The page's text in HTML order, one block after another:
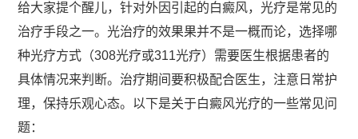
给大家提个醒儿，针对外因引起的白癜风，光疗是常见的
治疗手段之一。光治疗的效果果并不是一概而论，选择哪
种光疗方式（308光疗或311光疗）需要医生根据患者的
具体情况来判断。治疗期间要积极配合医生，注意日常护
理，保持乐观心态。以下是关于白癜风光疗的一些常见问
题：